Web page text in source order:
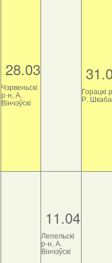
28.03
Чэрвеньскі
р-н, А.
Вінчэўскі
Горацкі
Р.
11.04
Лепельскі
р-н, А.
Вінчэўскі